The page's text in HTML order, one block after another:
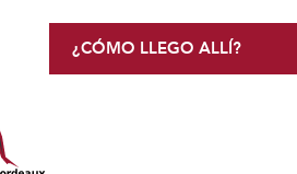
¿CÓMO LLEGO ALLÍ?